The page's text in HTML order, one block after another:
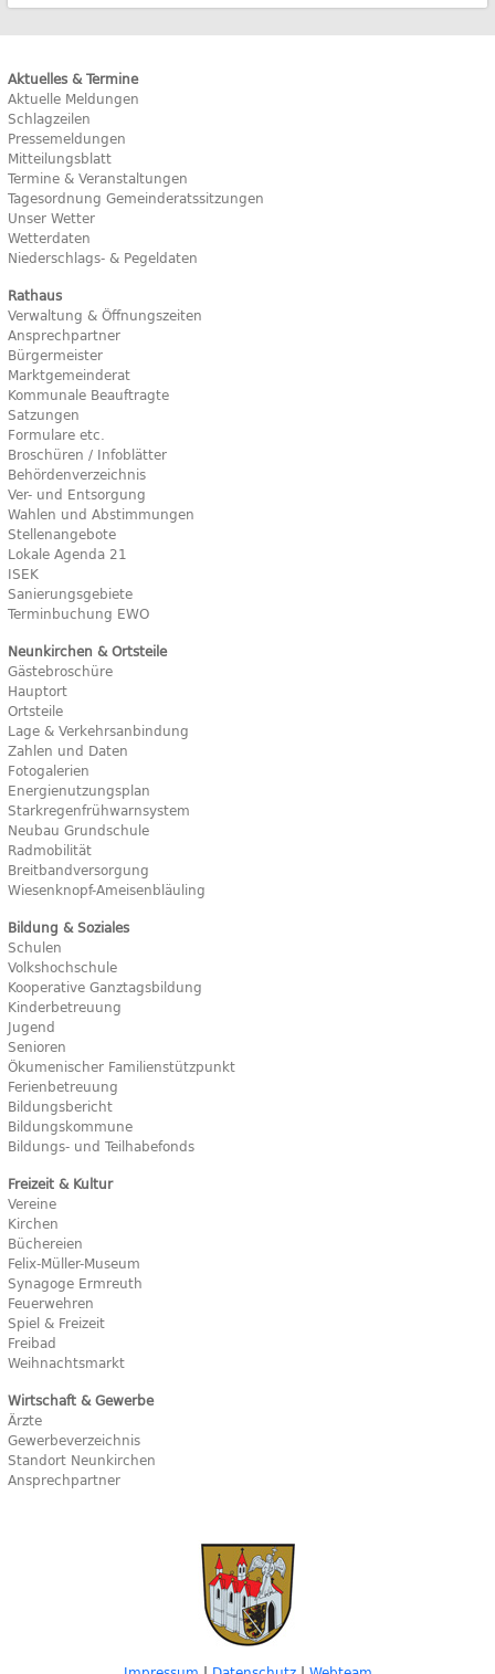
Aktuelles & Termine
Aktuelle Meldungen
Schlagzeilen
Pressemeldungen
Mitteilungsblatt
Termine & Veranstaltungen
Tagesordnung Gemeinderatssitzungen
Unser Wetter
Wetterdaten
Niederschlags- & Pegeldaten
Rathaus
Verwaltung & Öffnungszeiten
Ansprechpartner
Bürgermeister
Marktgemeinderat
Kommunale Beauftragte
Satzungen
Formulare etc.
Broschüren / Infoblätter
Behördenverzeichnis
Ver- und Entsorgung
Wahlen und Abstimmungen
Stellenangebote
Lokale Agenda 21
ISEK
Sanierungsgebiete
Terminbuchung EWO
Neunkirchen & Ortsteile
Gästebroschüre
Hauptort
Ortsteile
Lage & Verkehrsanbindung
Zahlen und Daten
Fotogalerien
Energienutzungsplan
Starkregenfrühwarnsystem
Neubau Grundschule
Radmobilität
Breitbandversorgung
Wiesenknopf-Ameisenbläuling
Bildung & Soziales
Schulen
Volkshochschule
Kooperative Ganztagsbildung
Kinderbetreuung
Jugend
Senioren
Ökumenischer Familienstützpunkt
Ferienbetreuung
Bildungsbericht
Bildungskommune
Bildungs- und Teilhabefonds
Freizeit & Kultur
Vereine
Kirchen
Büchereien
Felix-Müller-Museum
Synagoge Ermreuth
Feuerwehren
Spiel & Freizeit
Freibad
Weihnachtsmarkt
Wirtschaft & Gewerbe
Ärzte
Gewerbeverzeichnis
Standort Neunkirchen
Ansprechpartner